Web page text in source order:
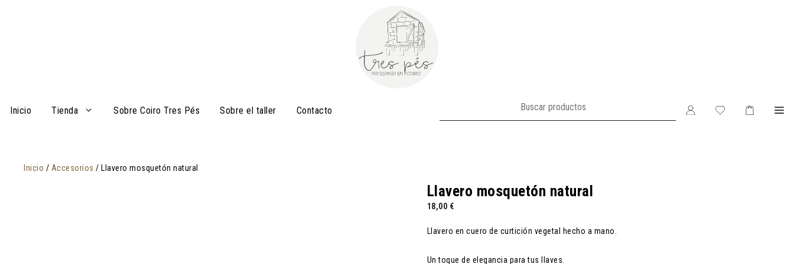
Inicio Tienda Sobre Coiro Tres Pés Sobre el taller Contacto
Inicio / Accesorios / Llavero mosquetón natural
Llavero mosquetón natural
18,00 €
Llavero en cuero de curtición vegetal hecho a mano.
Un toque de elegancia para tus llaves.